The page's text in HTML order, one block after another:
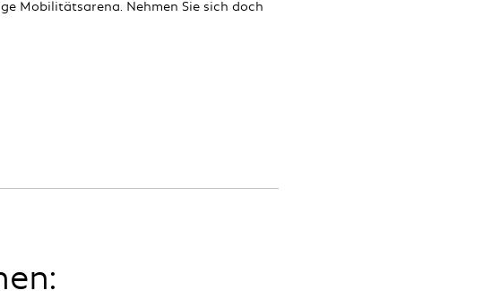
Mobilitätsarena. Nehmen Sie sich doch